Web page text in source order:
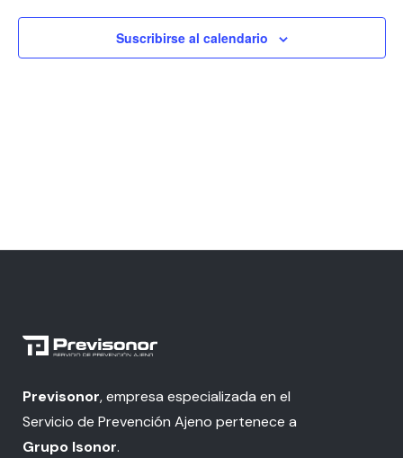
Suscribirse al calendario
Previsonor, empresa especializada en el
Servicio de Prevención Ajeno pertenece a
Grupo Isonor.